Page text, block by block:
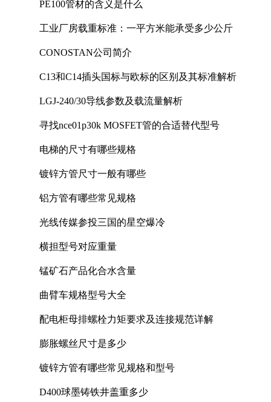
PE100管材的含义是什么
工业厂房载重标准：一平方米能承受多少公斤
CONOSTAN公司简介
C13和C14插头国标与欧标的区别及其标准解析
LGJ-240/30导线参数及载流量解析
寻找nce01p30k MOSFET管的合适替代型号
电梯的尺寸有哪些规格
镀锌方管尺寸一般有哪些
铝方管有哪些常见规格
光线传媒参投三国的星空爆冷
横担型号对应重量
锰矿石产品化合水含量
曲臂车规格型号大全
配电柜母排螺栓力矩要求及连接规范详解
膨胀螺丝尺寸是多少
镀锌方管有哪些常见规格和型号
D400球墨铸铁井盖重多少